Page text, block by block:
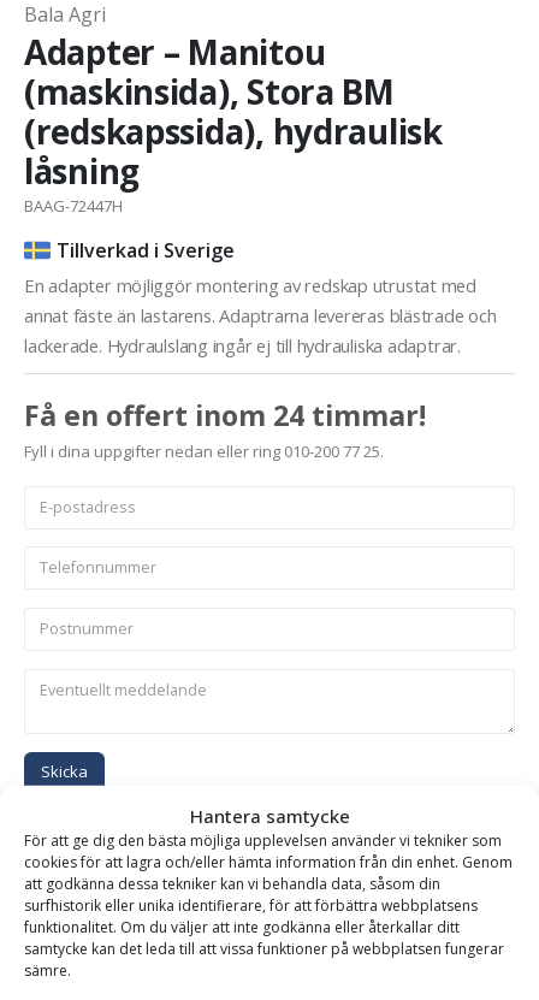
Hantera samtycke
För att ge dig den bästa möjliga upplevelsen använder vi tekniker som
cookies för att lagra och/eller hämta information från din enhet. Genom
att godkänna dessa tekniker kan vi behandla data, såsom din
surfhistorik eller unika identifierare, för att förbättra webbplatsens
funktionalitet. Om du väljer att inte godkänna eller återkallar ditt
samtycke kan det leda till att vissa funktioner på webbplatsen fungerar
sämre.
Bala Agri
Adapter – Manitou
(maskinsida), Stora BM
(redskapssida), hydraulisk
låsning
BAAG-72447H
Tillverkad i Sverige
En adapter möjliggör montering av redskap utrustat med
annat fäste än lastarens. Adaptrarna levereras blästrade och
lackerade. Hydraulslang ingår ej till hydrauliska adaptrar.
Få en offert inom 24 timmar!
Fyll i dina uppgifter nedan eller ring 010-200 77 25.
Skicka
Se alla produkter inom samma kategori
Hjullastare & Traktor
BESKRIVNING